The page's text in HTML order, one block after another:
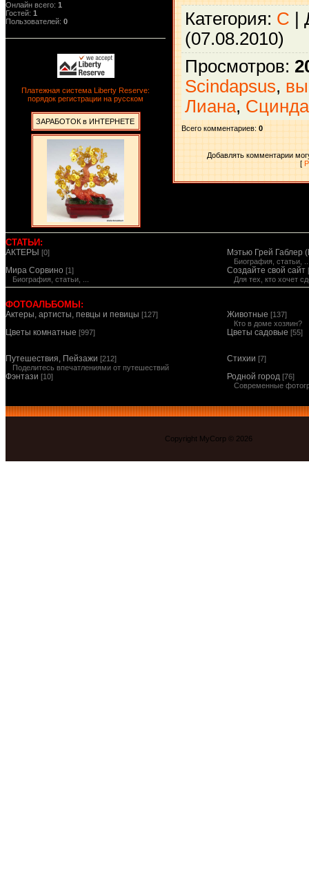
Онлайн всего: 1
Гостей: 1
Пользователей: 0
Платежная система Liberty Reserve:
порядок регистрации на русском
ЗАРАБОТОК в ИНТЕРНЕТЕ
Категория: С |
(07.08.2010)
Просмотров:
Scindapsus,
Лиана,
Всего комментариев: 0
Добавлять комментарии
[
СТАТЬИ:
АКТЕРЫ [0] Мэтью Грей Габлер
Биография, статьи,
Мира Сорвино [1]
Биография, статьи, ...
Создайте свой сайт
Для тех, кто хочет
ФОТОАЛЬБОМЫ:
Актеры, артисты, певцы и певицы [127] Животные [137]
Кто в доме хозяин?
Цветы комнатные [997] Цветы садовые [55]
Путешествия, Пейзажи [212]
Поделитесь впечатлениями от путешествий
Стихии [7]
Фэнтази [10] Родной город [76]
Современные
Copyright MyCorp © 2026